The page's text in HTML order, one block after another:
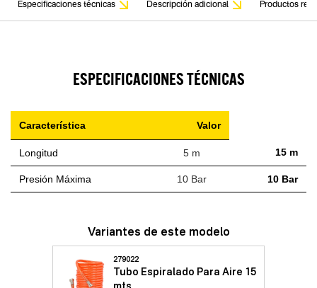
Especificaciones técnicas Descripción adicional Productos
ESPECIFICACIONES TÉCNICAS
Característica Valor
Longitud 5 m 15 m
Presión Máxima 10 Bar 10 Bar
Variantes de este modelo
279022
Tubo Espiralado Para Aire 15
mts